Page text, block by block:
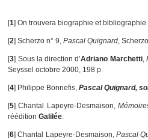
[1]On trouvera biographie et
[2]Scherzo n° 9,Pascal Quignard ,
[3] Sous la direction d’Adriano Marchetti,
Seyssel octobre 2000, 198 p.
[4] Philippe Bonnefis,Pascal Quignard,
[5]Chantal Lapeyre-Desmaison,
rééditionGalilée
[6]Chantal Lapeyre-Desmaison, Pascal